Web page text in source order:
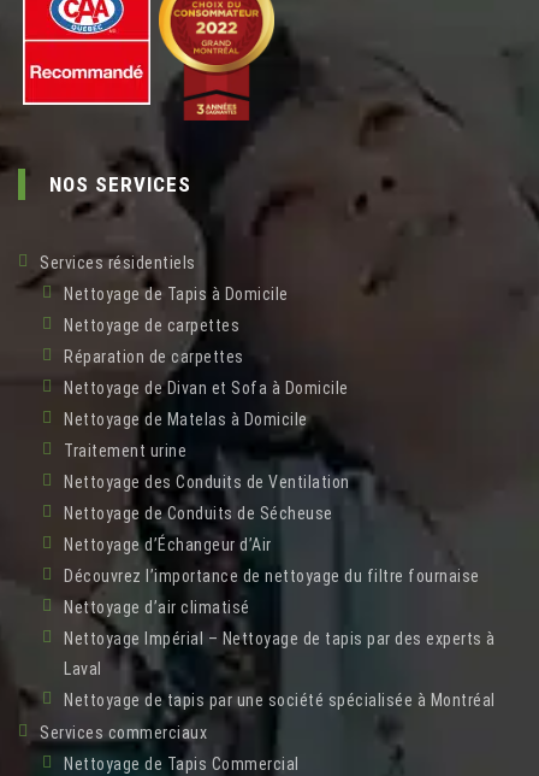
NOS SERVICES
Services résidentiels
Nettoyage de Tapis à Domicile
Nettoyage de carpettes
Réparation de carpettes
Nettoyage de Divan et Sofa à Domicile
Nettoyage de Matelas à Domicile
Traitement urine
Nettoyage des Conduits de Ventilation
Nettoyage de Conduits de Sécheuse
Nettoyage d’Échangeur d’Air
Découvrez l’importance de nettoyage du filtre fournaise
Nettoyage d’air climatisé
Nettoyage Impérial – Nettoyage de tapis par des experts à
Laval
Nettoyage de tapis par une société spécialisée à Montréal
Services commerciaux
Nettoyage de Tapis Commercial